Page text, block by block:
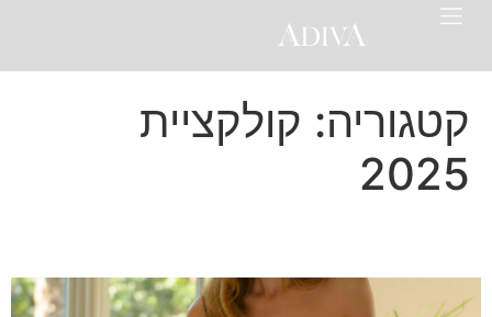
קטגוריה: קולקציית
2025